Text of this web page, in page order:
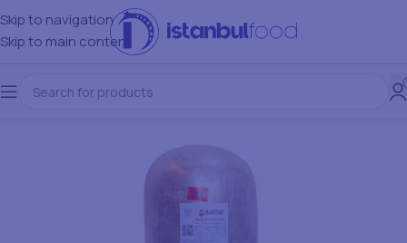
Skip to navigation
Skip to main content